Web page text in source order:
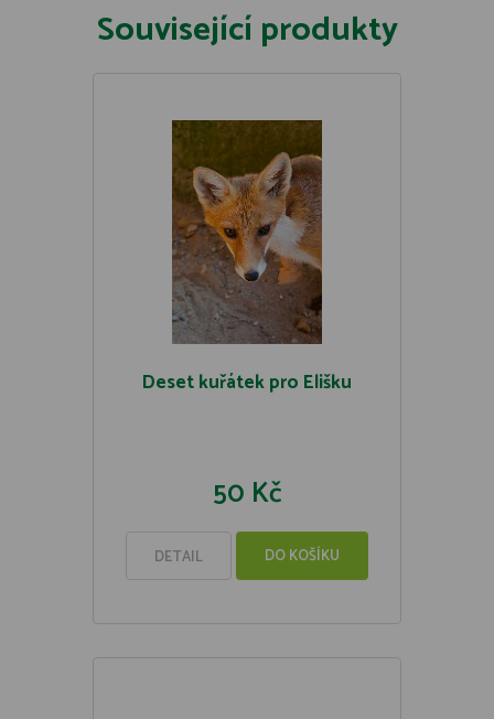
Související produkty
Deset kuřátek pro Elišku
50 Kč
DETAIL DO KOŠÍKU